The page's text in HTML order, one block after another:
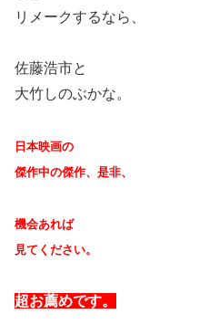
リメークするなら、
佐藤浩市と
大竹しのぶかな。
日本映画の
傑作中の傑作、是非、
機会あれば
見てください。
超お薦めです。